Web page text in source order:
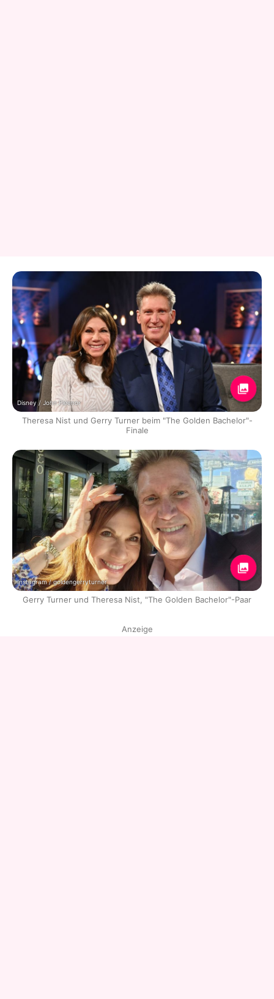
Disney / John Fleenor
Theresa Nist und Gerry Turner beim "The Golden Bachelor"-
Finale
Instagram / goldengerryturner
Gerry Turner und Theresa Nist, "The Golden Bachelor"-Paar
Anzeige